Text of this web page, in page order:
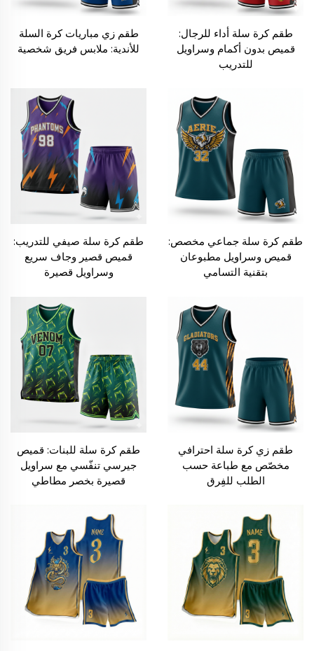
طقم كرة سلة أداء للرجال:
قميص بدون أكمام وسراويل
للتدريب
طقم زي مباريات كرة السلة
للأندية: ملابس فريق شخصية
طقم كرة سلة جماعي مخصص:
قميص وسراويل مطبوعان
بتقنية التسامي
طقم كرة سلة صيفي للتدريب:
قميص قصير وجاف سريع
وسراويل قصيرة
طقم زي كرة سلة احترافي
مخصّص مع طباعة حسب
الطلب للفِرق
طقم كرة سلة للبنات: قميص
جيرسي تنفّسي مع سراويل
قصيرة بخصر مطاطي